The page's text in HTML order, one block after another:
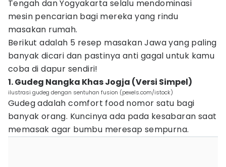
Tengah dan Yogyakarta selalu mendominasi
mesin pencarian bagi mereka yang rindu
masakan rumah.
Berikut adalah 5 resep masakan Jawa yang paling
banyak dicari dan pastinya anti gagal untuk kamu
coba di dapur sendiri!
1. Gudeg Nangka Khas Jogja (Versi Simpel)
ilustrasi gudeg dengan sentuhan fusion (pexels.com/istock)
Gudeg adalah comfort food nomor satu bagi
banyak orang. Kuncinya ada pada kesabaran saat
memasak agar bumbu meresap sempurna.